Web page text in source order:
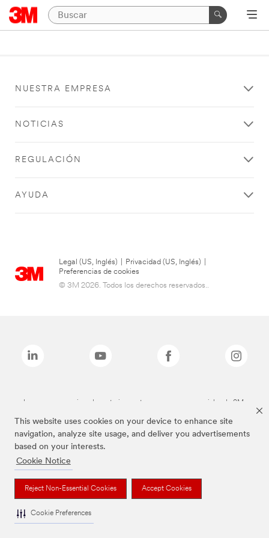
This website uses cookies on your device to enhance site
navigation, analyze site usage, and deliver you advertisements
based on your interests.
Cookie Notice
Reject Non-Essential Cookies Accept Cookies
Cookie Preferences
NUESTRA EMPRESA
NOTICIAS
REGULACIÓN
AYUDA
Legal (US, Inglés) Privacidad (US, Inglés)
Preferencias de cookies
© 3M 2026. Todos los derechos reservados..
Las marcas mencionadas anteriormente son marcas comerciales de 3M.